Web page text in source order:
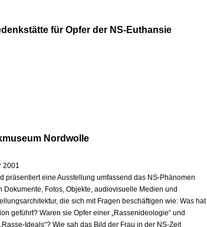
für Opfer der NS-Euthansie
Nordwolle
2001
präsentiert eine Ausstellung umfassend das NS-Phänomen
Dokumente, Fotos, Objekte, audiovisuelle Medien und
die sich mit Fragen beschäftigen wie: Was hat
geführt? Waren sie Opfer einer „Rassenideologie“ und
Ideals“? Wie sah das Bild der Frau in der NS-Zeit